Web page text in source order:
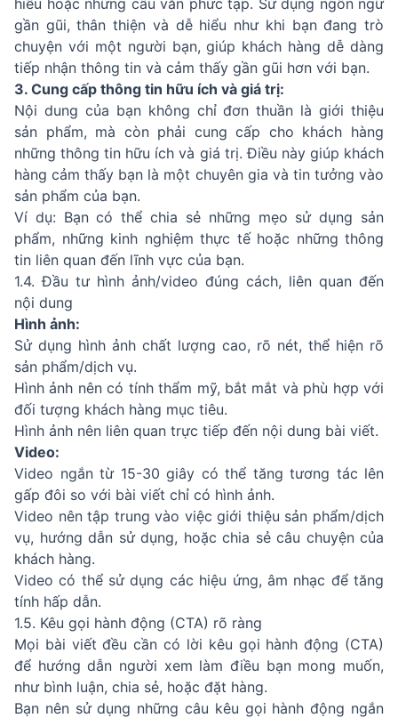
hiểu hoặc những câu văn phức tạp. Sử dụng ngôn ngữ
gần gũi, thân thiện và dễ hiểu như khi bạn đang trò
chuyện với một người bạn, giúp khách hàng dễ dàng
tiếp nhận thông tin và cảm thấy gần gũi hơn với bạn.
3. Cung cấp thông tin hữu ích và giá trị:
Nội dung của bạn không chỉ đơn thuần là giới thiệu
sản phẩm, mà còn phải cung cấp cho khách hàng
những thông tin hữu ích và giá trị. Điều này giúp khách
hàng cảm thấy bạn là một chuyên gia và tin tưởng vào
sản phẩm của bạn.
Ví dụ: Bạn có thể chia sẻ những mẹo sử dụng sản
phẩm, những kinh nghiệm thực tế hoặc những thông
tin liên quan đến lĩnh vực của bạn.
1.4. Đầu tư hình ảnh/video đúng cách, liên quan đến
nội dung
Hình ảnh:
Sử dụng hình ảnh chất lượng cao, rõ nét, thể hiện rõ
sản phẩm/dịch vụ.
Hình ảnh nên có tính thẩm mỹ, bắt mắt và phù hợp với
đối tượng khách hàng mục tiêu.
Hình ảnh nên liên quan trực tiếp đến nội dung bài viết.
Video:
Video ngắn từ 15-30 giây có thể tăng tương tác lên
gấp đôi so với bài viết chỉ có hình ảnh.
Video nên tập trung vào việc giới thiệu sản phẩm/dịch
vụ, hướng dẫn sử dụng, hoặc chia sẻ câu chuyện của
khách hàng.
Video có thể sử dụng các hiệu ứng, âm nhạc để tăng
tính hấp dẫn.
1.5. Kêu gọi hành động (CTA) rõ ràng
Mọi bài viết đều cần có lời kêu gọi hành động (CTA)
để hướng dẫn người xem làm điều bạn mong muốn,
như bình luận, chia sẻ, hoặc đặt hàng.
Bạn nên sử dụng những câu kêu gọi hành động ngắn